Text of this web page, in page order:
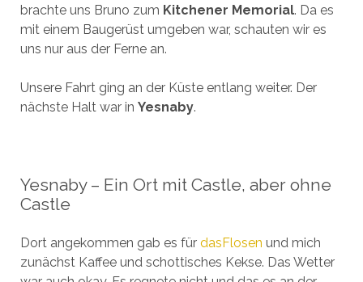
brachte uns Bruno zum Kitchener Memorial. Da es
mit einem Baugerüst umgeben war, schauten wir es
uns nur aus der Ferne an.
Unsere Fahrt ging an der Küste entlang weiter. Der
nächste Halt war in Yesnaby.
Yesnaby – Ein Ort mit Castle, aber ohne
Castle
Dort angekommen gab es für dasFlosen und mich
zunächst Kaffee und schottisches Kekse. Das Wetter